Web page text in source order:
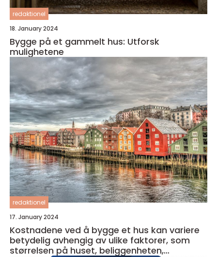
redaktionel
18. January 2024
Bygge på et gammelt hus: Utforsk
mulighetene
redaktionel
17. January 2024
Kostnadene ved å bygge et hus kan variere
betydelig avhengig av ulike faktorer, som
størrelsen på huset, beliggenheten,